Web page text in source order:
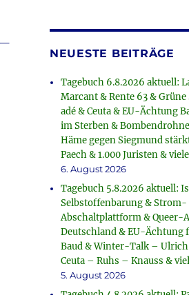
NEUESTE BEITRÄGE
Tagebuch 6.8.2026 aktuell:
Marcant & Rente 63 &
adé & Ceuta & EU-Ächtung
im Sterben &
Häme gegen Siegmund
Paech & 1.000 Juristen &
6. August 2026
Tagebuch 5.8.2026 aktuell:
Selbstoffenbarung & Strom-
Abschaltplattform & Queer-
Deutschland & EU-Ächtung
Baud & Winter-Talk –
Ceuta – Ruhs – Knauss &
5. August 2026